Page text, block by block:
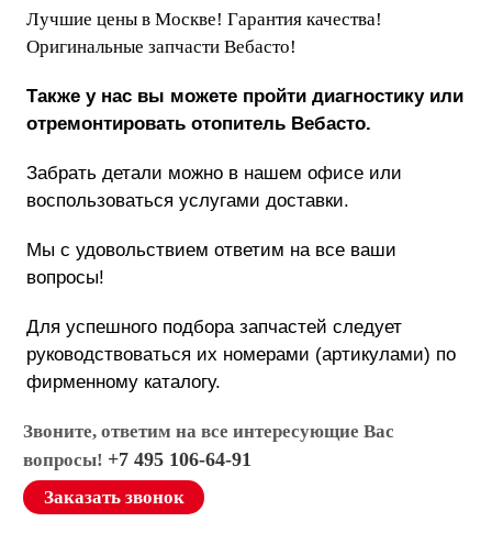
Лучшие цены в Москве! Гарантия качества!
Оригинальные запчасти Вебасто!
Также у нас вы можете пройти диагностику или
отремонтировать отопитель Вебасто.
Забрать детали можно в нашем офисе или
воспользоваться услугами доставки.
Мы с удовольствием ответим на все ваши
вопросы!
Для успешного подбора запчастей следует
руководствоваться их номерами (артикулами) по
фирменному каталогу.
Звоните, ответим на все интересующие Вас
вопросы! +7 495 106-64-91
Заказать звонок